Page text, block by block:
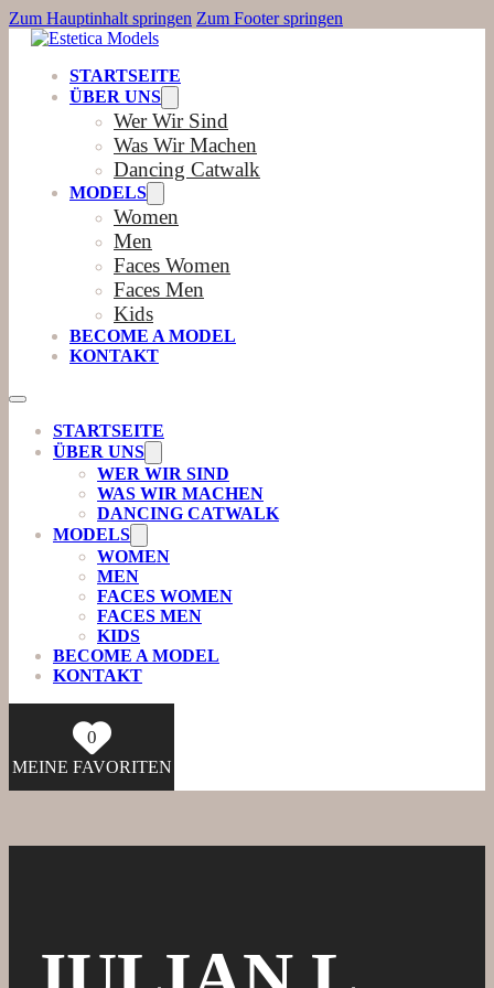
Zum Hauptinhalt springen Zum Footer springen
STARTSEITE
ÜBER UNS
Wer Wir Sind
Was Wir Machen
Dancing Catwalk
MODELS
Women
Men
Faces Women
Faces Men
Kids
BECOME A MODEL
KONTAKT
STARTSEITE
ÜBER UNS
WER WIR SIND
WAS WIR MACHEN
DANCING CATWALK
MODELS
WOMEN
MEN
FACES WOMEN
FACES MEN
KIDS
BECOME A MODEL
KONTAKT
0
MEINE FAVORITEN